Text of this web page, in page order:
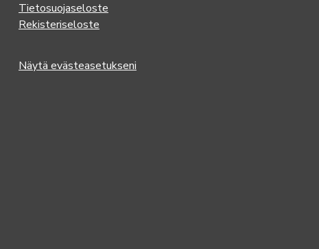
Tietosuojaseloste
Rekisteriseloste
Näytä evästeasetukseni